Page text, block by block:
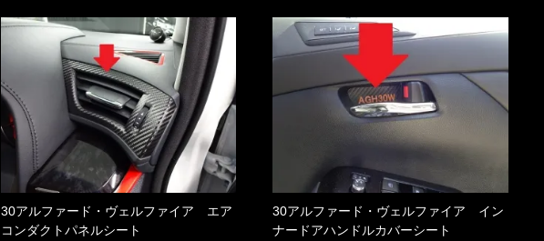
30アルファード・ヴェルファイア エア
コンダクトパネルシート
30アルファード・ヴェルファイア イン
ナードアハンドルカバーシート